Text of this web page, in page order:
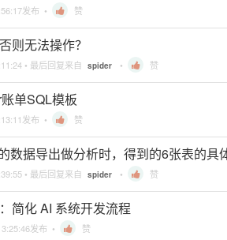
发布 • 赞
则无法操作？
• 最后回复来自 spider • 赞
单SQL模板
发布 • 赞
数据导出做分析时，得到的6张表的具
• 最后回复来自 spider • 赞
简化 AI 系统开发流程
发布 • 赞